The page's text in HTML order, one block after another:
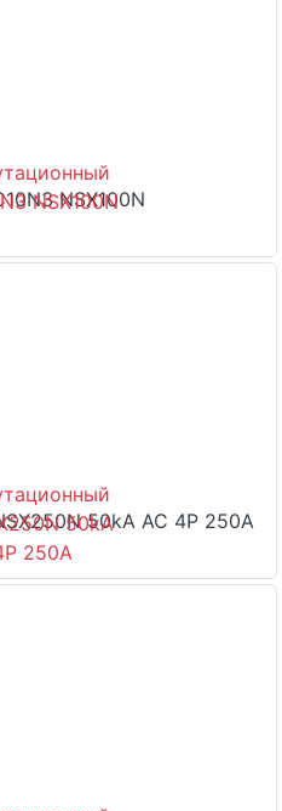
NSX100N
50kA AC 4P 250A